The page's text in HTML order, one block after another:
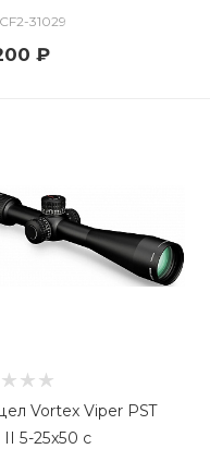
31029
₽
Vortex Viper PST
II 5-25x50 с